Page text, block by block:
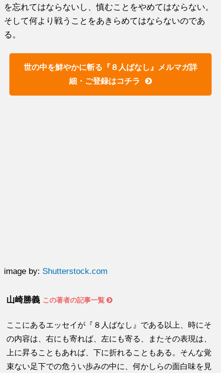
を忘れてはならないし、慎むことをやめてはならない。
そして何より戦うことをあきらめてはならないのであ
る。
世の中を鮮やかに斬る『８人ばなし』メルマガ詳
細・ご登録はコチラ
image by: Shutterstock.com
山崎勝義 この著者の記事一覧
ここにあるエッセイが『８人ばなし』である以上、時にそ
の内容は、右にも寄れば、左にも寄る、またその表現は、
上に昇ることもあれば、下に折れることもある。そんな覚
束ない足下での危うい歩みの中に、何かしらの面白味を見